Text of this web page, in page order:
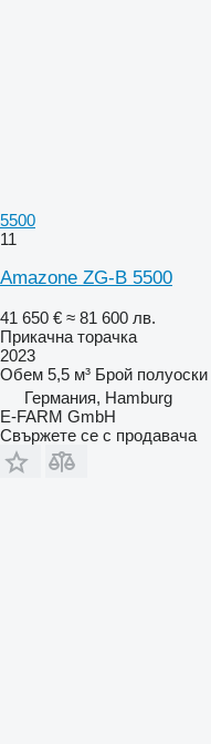
5500
11
Amazone ZG-B 5500
41 650 € ≈ 81 600 лв.
Прикачна торачка
2023
Обем 5,5 м³ Брой полуоски
Германия, Hamburg
E-FARM GmbH
Свържете се с продавача